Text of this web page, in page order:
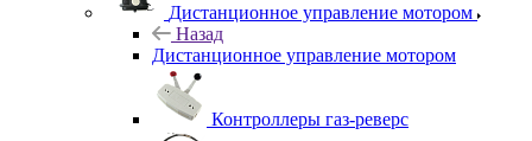
Дистанционное управление мотором
Назад
Дистанционное управление мотором
Контроллеры газ-реверс